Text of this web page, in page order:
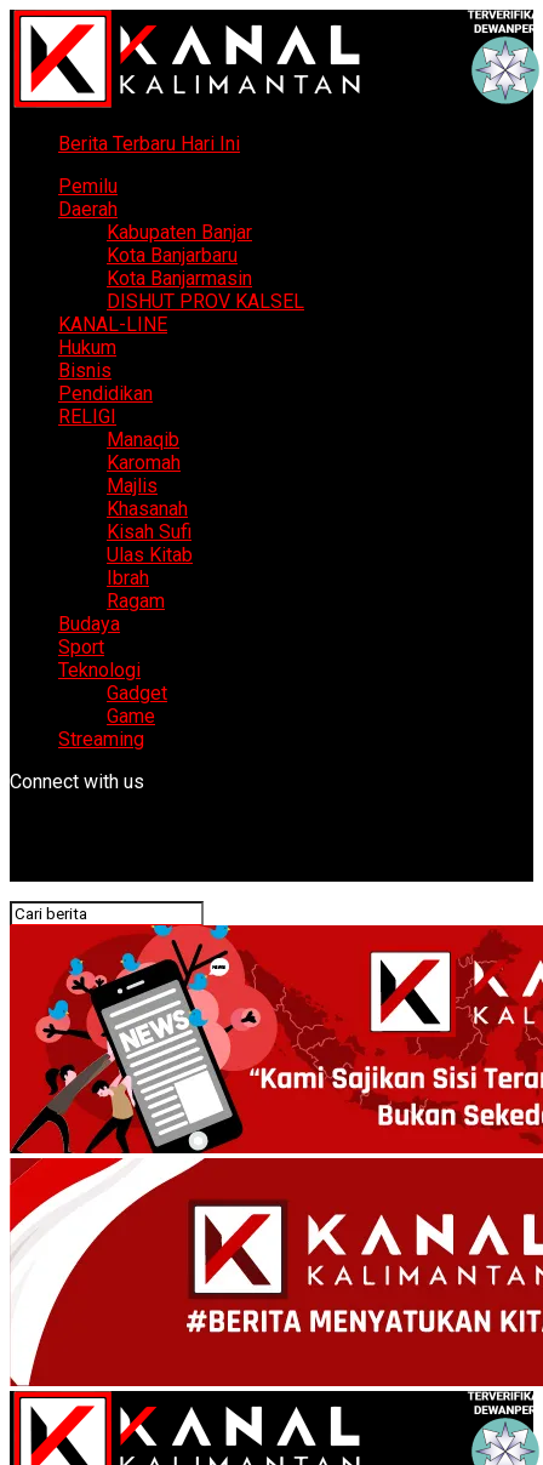
Berita Terbaru Hari Ini
Pemilu
Daerah
Kabupaten Banjar
Kota Banjarbaru
Kota Banjarmasin
DISHUT PROV KALSEL
KANAL-LINE
Hukum
Bisnis
Pendidikan
RELIGI
Manaqib
Karomah
Majlis
Khasanah
Kisah Sufi
Ulas Kitab
Ibrah
Ragam
Budaya
Sport
Teknologi
Gadget
Game
Streaming
Connect with us